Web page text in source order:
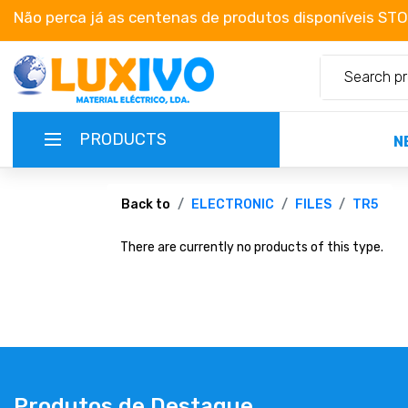
Não perca já as centenas de produtos disponíveis
PRODUCTS
NEW-PRODUCTS
TERMS OF SERVICE
CAMPAIGNS
Back to ELECTRONIC FILES TR5
There are currently no products of this type.